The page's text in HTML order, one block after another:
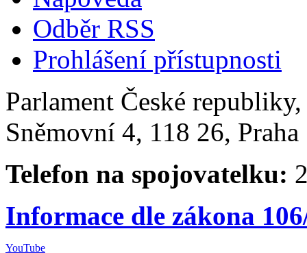
Odběr RSS
Prohlášení přístupnosti
Parlament České
Sněmovní 4, 118 26,
Telefon na spojovatelku:
Informace dle zákona
YouTube